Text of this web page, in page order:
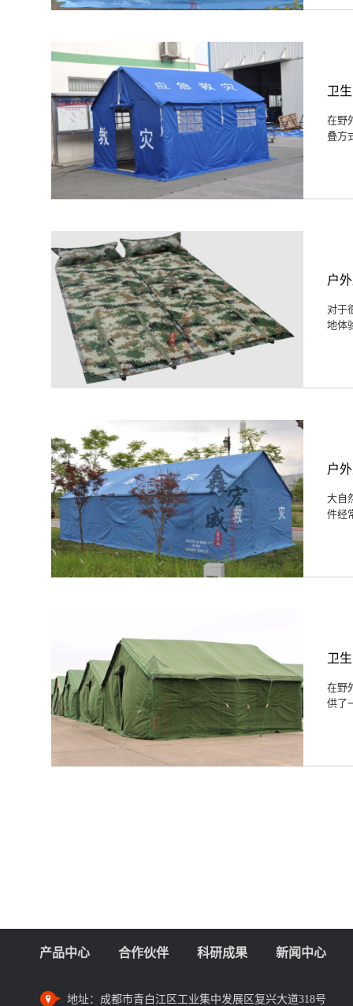
卫
在野
叠方
户
对于
地体
户
大自
件经
卫
在野
供了
产品中心 合作伙伴 科研成果 新闻中心
地址： 成都市青白江区工业集中发展区复兴大道318号